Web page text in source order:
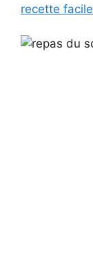
recette facile